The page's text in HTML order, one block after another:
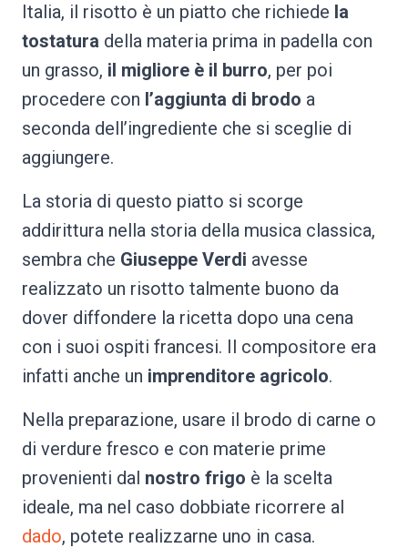
Italia, il risotto è un piatto che richiede la
tostatura della materia prima in padella con
un grasso, il migliore è il burro, per poi
procedere con l’aggiunta di brodo a
seconda dell’ingrediente che si sceglie di
aggiungere.
La storia di questo piatto si scorge
addirittura nella storia della musica classica,
sembra che Giuseppe Verdi avesse
realizzato un risotto talmente buono da
dover diffondere la ricetta dopo una cena
con i suoi ospiti francesi. Il compositore era
infatti anche un imprenditore agricolo.
Nella preparazione, usare il brodo di carne o
di verdure fresco e con materie prime
provenienti dal nostro frigo è la scelta
ideale, ma nel caso dobbiate ricorrere al
dado, potete realizzarne uno in casa.